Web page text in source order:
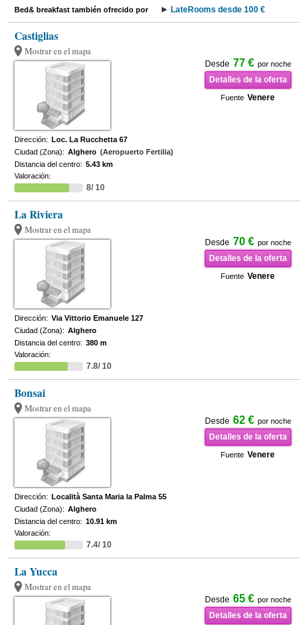
Bed& breakfast también ofrecido por LateRooms desde 100 €
Castiglias
Mostrar en el mapa
Desde 77 € por noche
Detalles de la oferta
Fuente Venere
Dirección: Loc. La Rucchetta 67
Ciudad (Zona): Alghero (Aeropuerto Fertilia)
Distancia del centro: 5.43 km
Valoración:
8/ 10
La Riviera
Mostrar en el mapa
Desde 70 € por noche
Detalles de la oferta
Fuente Venere
Dirección: Via Vittorio Emanuele 127
Ciudad (Zona): Alghero
Distancia del centro: 380 m
Valoración:
7.8/ 10
Bonsai
Mostrar en el mapa
Desde 62 € por noche
Detalles de la oferta
Fuente Venere
Dirección: Località Santa Maria la Palma 55
Ciudad (Zona): Alghero
Distancia del centro: 10.91 km
Valoración:
7.4/ 10
La Yucca
Mostrar en el mapa
Desde 65 € por noche
Detalles de la oferta